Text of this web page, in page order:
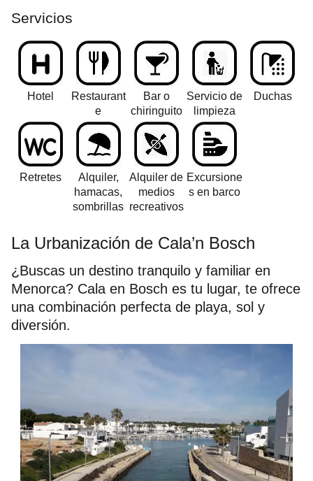
Servicios
Hotel
Restaurant
e
Bar o
chiringuito
Servicio de
limpieza
Duchas
Retretes
Alquiler,
hamacas,
sombrillas
Alquiler de
medios
recreativos
Excursione
s en barco
La Urbanización de Cala’n Bosch
¿Buscas un destino tranquilo y familiar en
Menorca? Cala en Bosch es tu lugar, te ofrece
una combinación perfecta de playa, sol y
diversión.